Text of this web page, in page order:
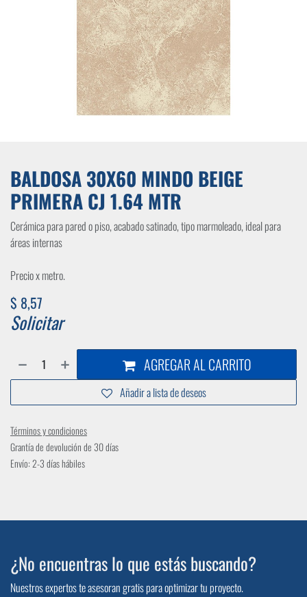
BALDOSA 30X60 MINDO BEIGE
PRIMERA CJ 1.64 MTR
Cerámica para pared o piso, acabado satinado, tipo marmoleado, ideal para
áreas internas
Precio x metro.
$ 8,57
Solicitar
AGREGAR AL CARRITO
Añadir a lista de deseos
Términos y condiciones
Grantía de devolución de 30 días
Envío: 2-3 días hábiles
¿No encuentras lo que estás buscando?
Nuestros expertos te asesoran gratis para optimizar tu proyecto.